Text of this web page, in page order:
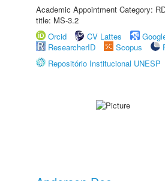
Academic Appointment Category:
title: MS-3.2
Orcid
CV Lattes
ResearcherID
Scopus
Repositório Institucional UNESP